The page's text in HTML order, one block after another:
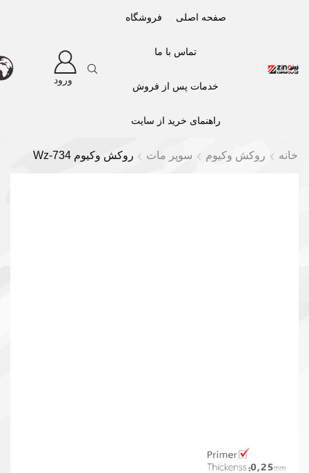
صفحه اصلی فروشگاه
تماس با ما
خدمات پس از فروش
راهنمای خرید از سایت
ورود
خانه روکش وکیوم سوپر مات روکش وکیوم Wz-734